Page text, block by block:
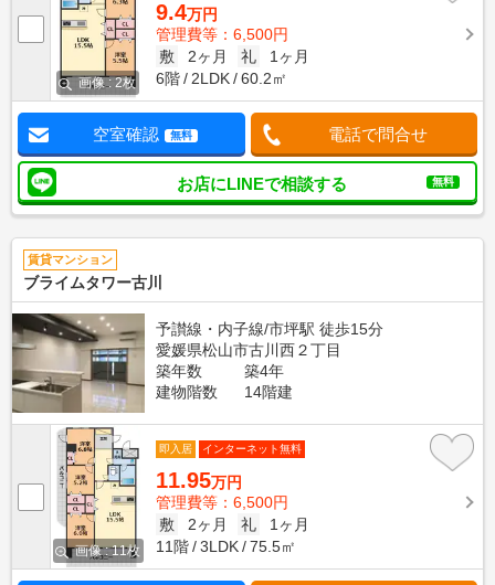
画像 : 2枚
9.4万円
管理費等：6,500円
敷
2ヶ月 礼
1ヶ月
6階
2LDK 60.2㎡
空室確認 無料 電話で問合せ
お店にLINEで相談する 無料
賃貸マンション
ブライムタワー古川
予讃線・内子線/市坪駅 徒歩15分
愛媛県松山市古川西２丁目
築年数
築4年
建物階数
14階建
画像 : 11枚
即入居 インターネット無料
11.95万円
管理費等：6,500円
敷
2ヶ月 礼
1ヶ月
11階
3LDK 75.5㎡